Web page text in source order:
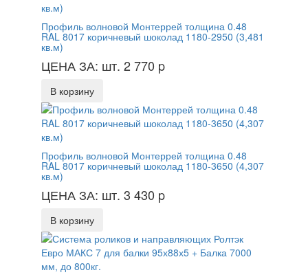
Профиль волновой Монтеррей толщина 0.48
RAL 8017 коричневый шоколад 1180-2950 (3,481
кв.м)
ЦЕНА ЗА: шт. 2 770 p
В корзину
Профиль волновой Монтеррей толщина 0.48
RAL 8017 коричневый шоколад 1180-3650 (4,307
кв.м)
ЦЕНА ЗА: шт. 3 430 p
В корзину